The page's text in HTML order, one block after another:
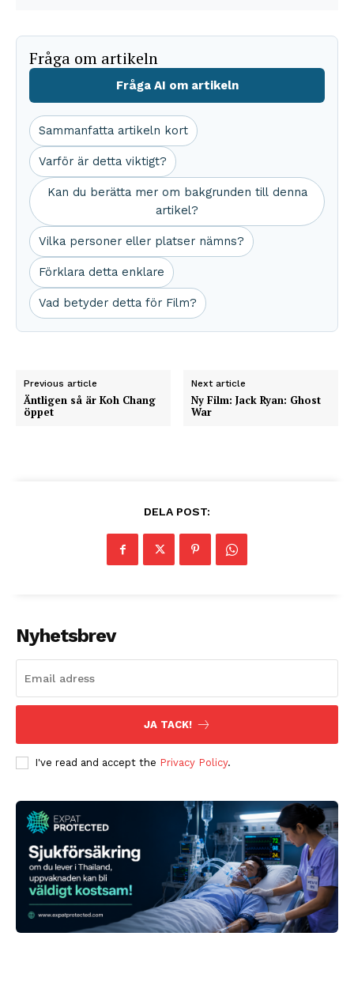
Fråga om artikeln
Fråga AI om artikeln
Sammanfatta artikeln kort
Varför är detta viktigt?
Kan du berätta mer om bakgrunden till denna
artikel?
Vilka personer eller platser nämns?
Förklara detta enklare
Vad betyder detta för Film?
Previous article
Äntligen så är Koh Chang
öppet
Next article
Ny Film: Jack Ryan: Ghost
War
DELA POST:
Nyhetsbrev
JA TACK!
I've read and accept the Privacy Policy.